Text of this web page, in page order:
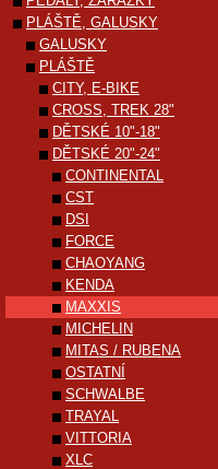
PLÁŠTĚ, GALUSKY
GALUSKY
PLÁŠTĚ
CITY, E-BIKE
CROSS, TREK 28"
DĚTSKÉ 10"-18"
DĚTSKÉ 20"-24"
CONTINENTAL
CST
DSI
FORCE
CHAOYANG
KENDA
MAXXIS
MICHELIN
MITAS / RUBENA
OSTATNÍ
SCHWALBE
TRAYAL
VITTORIA
XLC